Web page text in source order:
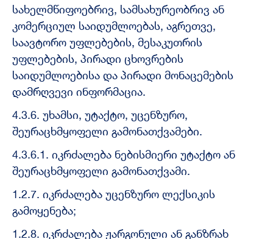
სახელმწიფოებრივ, სამსახურეობრივ ან
კომერციულ საიდუმლოებას, აგრეთვე,
საავტორო უფლებების, მესაკუთრის
უფლებების, პირადი ცხოვრების
საიდუმლოებისა და პირადი მონაცემების
დამრღვევი ინფორმაცია.
4.3.6. უხამსი, უტაქტო, უცენზურო,
შეურაცხმყოფელი გამონათქვამები.
4.3.6.1. იკრძალება ნებისმიერი უტაქტო ან
შეურაცხმყოფელი გამონათქვამი.
1.2.7. იკრძალება უცენზურო ლექსიკის
გამოყენება;
1.2.8. იკრძალება ჟარგონული ან განზრახ